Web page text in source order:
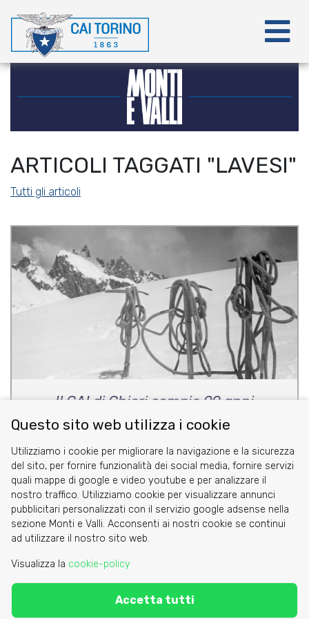
ARTICOLI TAGGATI "LAVESI"
Tutti gli articoli
Il CAI di Chieri compie 90 anni
di Marco Lavezzo
Cookie
Privacy Policy
Area riservata
C.A.I. Sezione di Torino - via Barbaroux 1
Questo sito web utilizza i cookie
Utilizziamo i cookie per migliorare la navigazione e la sicurezza
del sito, per fornire funzionalità dei social media, fornire servizi
quali mappe di google e video youtube e per analizzare il
nostro traffico. Utilizziamo cookie per visualizzare annunci
pubblicitari personalizzati con il servizio google adsense nella
sezione Monti e Valli. Acconsenti ai nostri cookie se continui
ad utilizzare il nostro sito web.
Visualizza la cookie-policy
Accetta tutti